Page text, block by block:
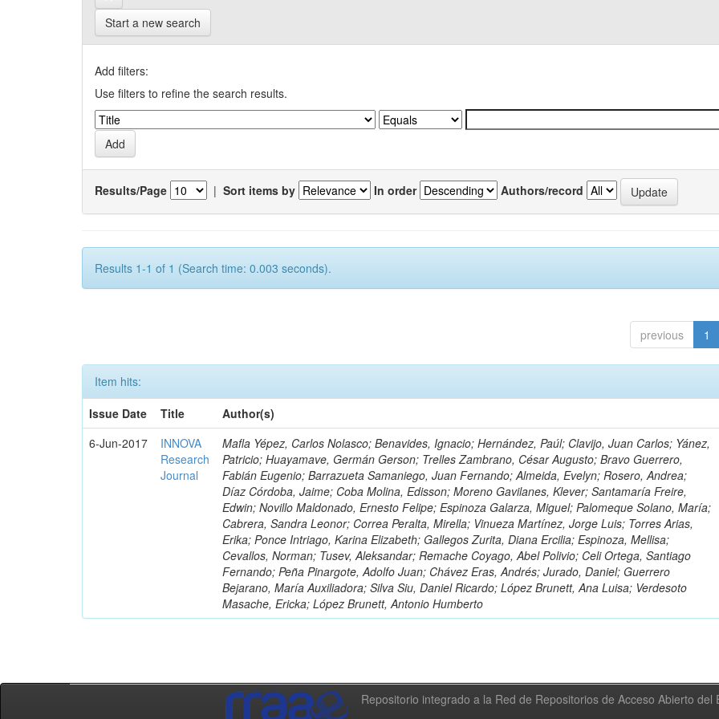
Start a new search
Add filters:
Use filters to refine the search results.
Results/Page | Sort items by In order Authors/record
Results 1-1 of 1 (Search time: 0.003 seconds).
previous 1
Item hits:
Issue Date
Title
Author(s)
6-Jun-2017
INNOVA
Research
Journal
Mafla Yépez, Carlos Nolasco; Benavides, Ignacio; Hernández, Paúl; Clavijo, Juan Carlos; Yánez,
Patricio; Huayamave, Germán Gerson; Trelles Zambrano, César Augusto; Bravo Guerrero,
Fabián Eugenio; Barrazueta Samaniego, Juan Fernando; Almeida, Evelyn; Rosero, Andrea;
Díaz Córdoba, Jaime; Coba Molina, Edisson; Moreno Gavilanes, Klever; Santamaría Freire,
Edwin; Novillo Maldonado, Ernesto Felipe; Espinoza Galarza, Miguel; Palomeque Solano, María;
Cabrera, Sandra Leonor; Correa Peralta, Mirella; Vinueza Martínez, Jorge Luis; Torres Arias,
Erika; Ponce Intriago, Karina Elizabeth; Gallegos Zurita, Diana Ercilia; Espinoza, Mellisa;
Cevallos, Norman; Tusev, Aleksandar; Remache Coyago, Abel Polivio; Celi Ortega, Santiago
Fernando; Peña Pinargote, Adolfo Juan; Chávez Eras, Andrés; Jurado, Daniel; Guerrero
Bejarano, María Auxiliadora; Silva Siu, Daniel Ricardo; López Brunett, Ana Luisa; Verdesoto
Masache, Ericka; López Brunett, Antonio Humberto
Repositorio integrado a la Red de Repositorios de Acceso Abierto del